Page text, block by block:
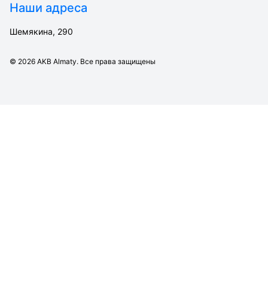
Наши адреса
Шемякина, 290
© 2026 AKB Almaty. Все права защищены